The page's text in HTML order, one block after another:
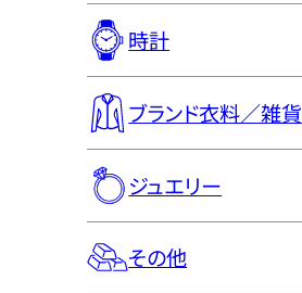
時計
ブランド衣料／雑貨
ジュエリー
その他